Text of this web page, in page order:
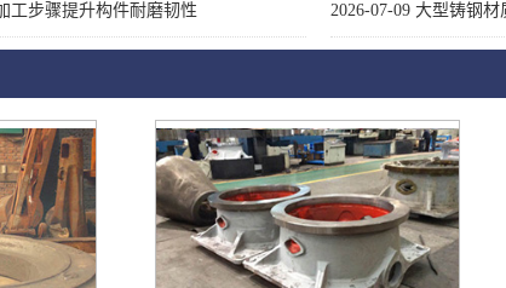
工步骤提升构件耐磨韧性 2026-07-09 大型铸钢材